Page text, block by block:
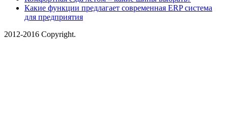
Какие функции предлагает современная ERP система
для предприятия
2012-2016 Copyright.